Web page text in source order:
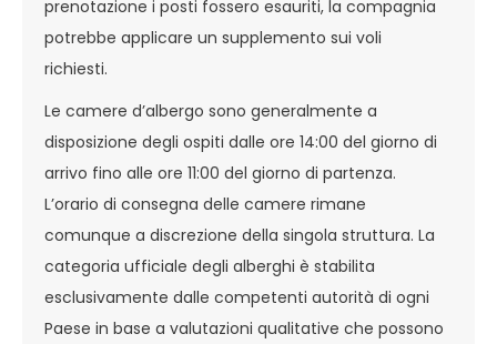
prenotazione i posti fossero esauriti, la compagnia
potrebbe applicare un supplemento sui voli
richiesti.
Le camere d’albergo sono generalmente a
disposizione degli ospiti dalle ore 14:00 del giorno di
arrivo fino alle ore 11:00 del giorno di partenza.
L’orario di consegna delle camere rimane
comunque a discrezione della singola struttura. La
categoria ufficiale degli alberghi è stabilita
esclusivamente dalle competenti autorità di ogni
Paese in base a valutazioni qualitative che possono